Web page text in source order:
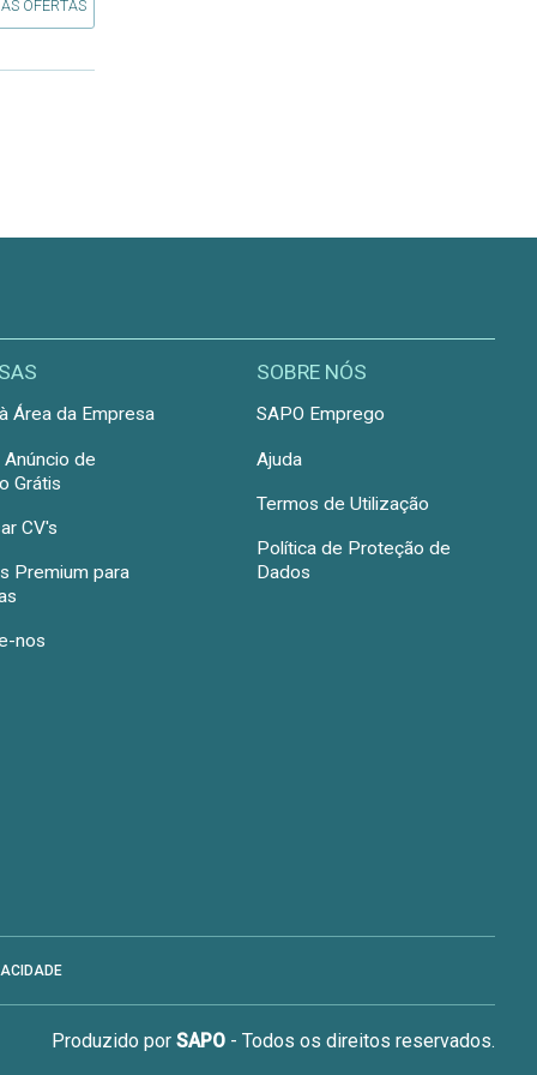
OFERTAS
Área da Empresa
de
Grátis
CV's
Premium para
nos
SOBRE NÓS
SAPO Emprego
Ajuda
Termos de Utilização
Política de Proteção de
Dados
Produzido porSAPO - Todos os direitos reservados.